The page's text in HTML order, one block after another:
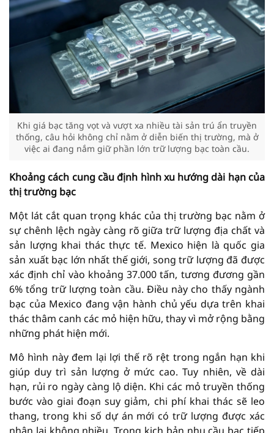
Khi giá bạc tăng vọt và vượt xa nhiều tài sản trú ẩn truyền
thống, câu hỏi không chỉ nằm ở diễn biến thị trường, mà ở
việc ai đang nắm giữ phần lớn trữ lượng bạc toàn cầu.
Khoảng cách cung cầu định hình xu hướng dài hạn của
thị trường bạc
Một lát cắt quan trọng khác của thị trường bạc nằm ở
sự chênh lệch ngày càng rõ giữa trữ lượng địa chất và
sản lượng khai thác thực tế. Mexico hiện là quốc gia
sản xuất bạc lớn nhất thế giới, song trữ lượng đã được
xác định chỉ vào khoảng 37.000 tấn, tương đương gần
6% tổng trữ lượng toàn cầu. Điều này cho thấy ngành
bạc của Mexico đang vận hành chủ yếu dựa trên khai
thác thâm canh các mỏ hiện hữu, thay vì mở rộng bằng
những phát hiện mới.
Mô hình này đem lại lợi thế rõ rệt trong ngắn hạn khi
giúp duy trì sản lượng ở mức cao. Tuy nhiên, về dài
hạn, rủi ro ngày càng lộ diện. Khi các mỏ truyền thống
bước vào giai đoạn suy giảm, chi phí khai thác sẽ leo
thang, trong khi số dự án mới có trữ lượng được xác